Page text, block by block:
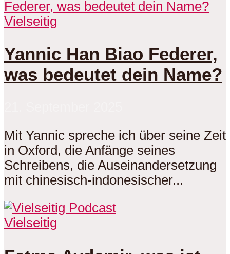
Vielseitig
Yannic Han Biao Federer,
was bedeutet dein Name?
Mit Yannic spreche ich über seine Zeit
in Oxford, die Anfänge seines
Schreibens, die Auseinandersetzung
mit chinesisch-indonesischer...
Vielseitig